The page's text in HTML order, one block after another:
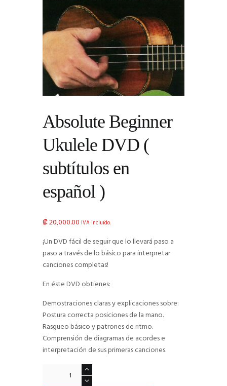
Absolute Beginner
Ukulele DVD (
subtítulos en
español )
₡20,000.00 IVA incluído.
¡Un DVD fácil de seguir que lo llevará paso a
paso a través de lo básico para interpretar
canciones completas!
En éste DVD obtienes:
Demostraciones claras y explicaciones sobre:
Postura correcta posiciones de la mano.
Rasgueo básico y patrones de ritmo.
Comprensión de diagramas de acordes e
interpretación de sus primeras canciones.